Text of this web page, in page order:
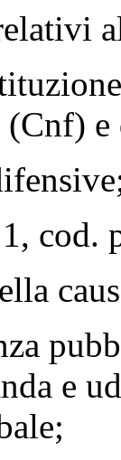
(Cnf)
cod.
e